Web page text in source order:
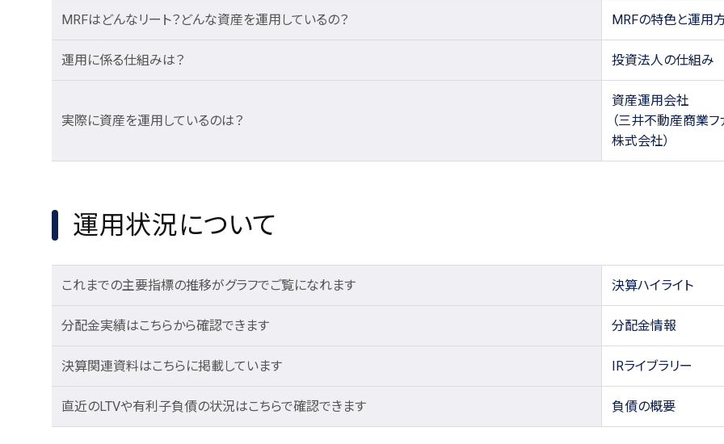
MRFはどんなリート？どんな資産を運用しているの？ MRFの特色と運用
運用に係る仕組みは？ 投資法人の仕組み
実際に資産を運用しているのは？
資産運用会社
（三井不動産商業フ
株式会社）
運用状況について
これまでの主要指標の推移がグラフでご覧になれます 決算ハイライト
分配金実績はこちらから確認できます 分配金情報
決算関連資料はこちらに掲載しています IRライブラリー
直近のLTVや有利子負債の状況はこちらで確認できます 負債の概要